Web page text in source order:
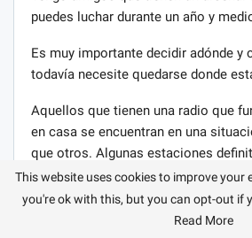
puedes luchar durante un año y
Es muy importante decidir adónde y
todavía necesite quedarse donde
Aquellos que tienen una radio que
en casa se encuentran en una
que otros. Algunas estaciones
funcionarán y se puede obtener
que está sucediendo.
This website uses cookies to improve your
you're ok with this, but you can opt-out if
Read More